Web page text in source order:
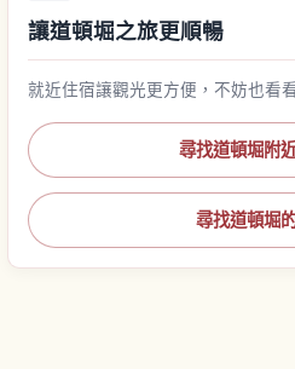
讓道頓堀之旅更順暢
就近住宿讓觀光更方便，不妨也看
尋找道頓堀附
尋找道頓堀